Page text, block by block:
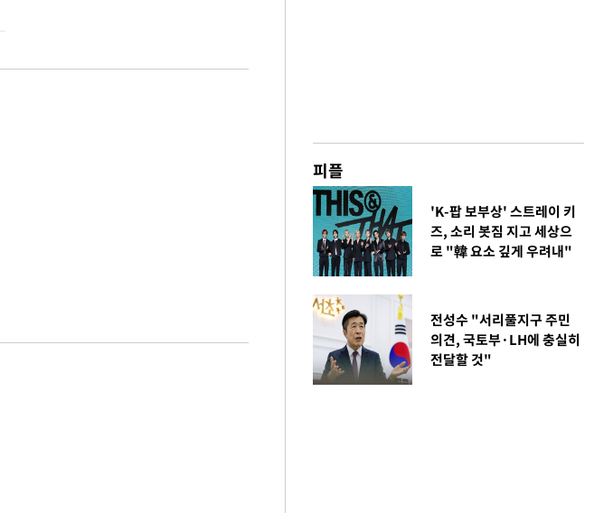
피플
'K-팝 보부상' 스트레이 키
즈, 소리 봇짐 지고 세상으
로 "韓 요소 깊게 우려내"
전성수 "서리풀지구 주민
의견, 국토부·LH에 충실히
전달할 것"